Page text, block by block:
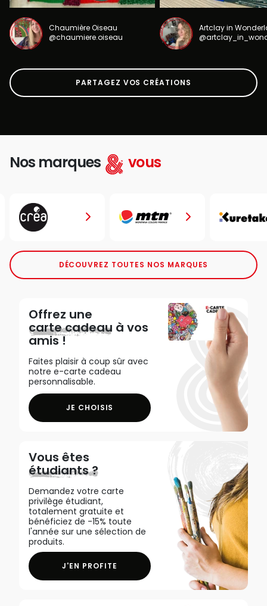
Chaumière Oiseau
@chaumiere.oiseau
Artclay in
PARTAGEZ VOS CRÉATIONS
Nos marques vous
DÉCOUVREZ TOUTES NOS MARQUES
Offrez une
carte cadeau à vos
amis !
Faites plaisir à coup sûr avec
notre e-carte cadeau
personnalisable.
JE CHOISIS
Vous êtes
étudiants ?
Demandez votre carte
privilège étudiant,
totalement gratuite et
bénéficiez de -15% toute
l'année sur une sélection de
produits.
J'EN PROFITE